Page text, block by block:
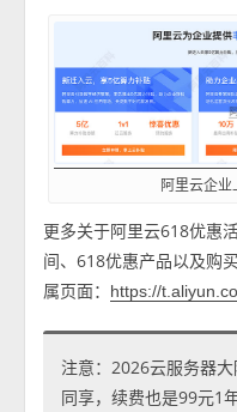
阿里云企
更多关于阿里云618优惠
间、618优惠产品以及购
属页面：
https://
注意：2026云服务器
同享，续费也是99元1